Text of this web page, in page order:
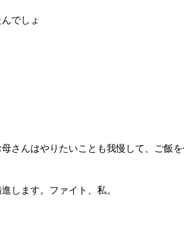
でしょ
さんはやりたいことも我慢して、ご飯
します。ファイト、私。